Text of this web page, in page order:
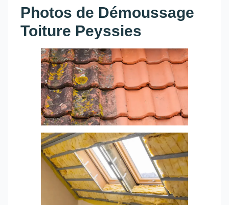
Photos de Démoussage
Toiture Peyssies